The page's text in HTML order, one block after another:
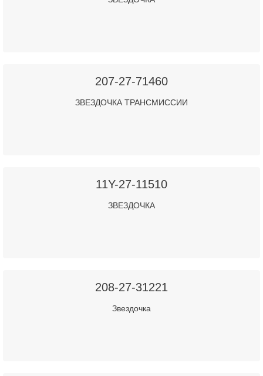
207-27-71460
ЗВЕЗДОЧКА ТРАНСМИССИИ
11Y-27-11510
ЗВЕЗДОЧКА
208-27-31221
Звездочка